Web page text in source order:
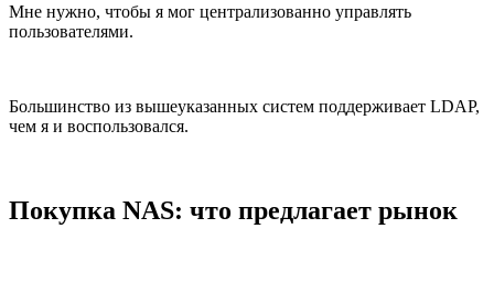
Мне нужно, чтобы я мог централизованно управлять
пользователями.
Большинство из вышеуказанных систем поддерживает LDAP,
чем я и воспользовался.
Покупка NAS: что предлагает рынок